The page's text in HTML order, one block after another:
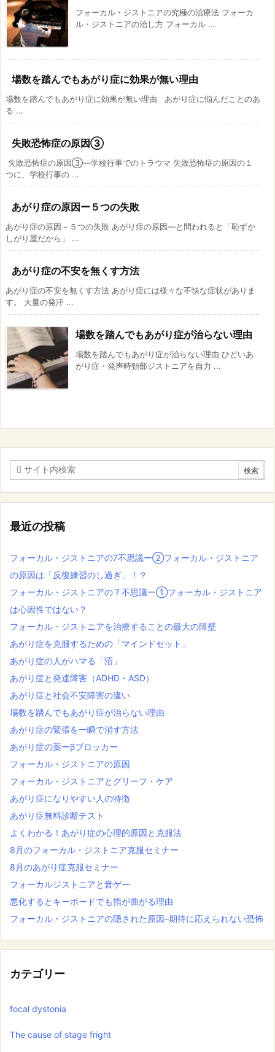
フォーカル・ジストニアの究極の治療法 フォーカ
ル・ジストニアの治し方 フォーカル ...
場数を踏んでもあがり症に効果が無い理由
場数を踏んでもあがり症に効果が無い理由 あがり症に悩んだことのあ
る ...
失敗恐怖症の原因③
失敗恐怖症の原因③―学校行事でのトラウマ 失敗恐怖症の原因の１
つに、学校行事の ...
あがり症の原因ー５つの失敗
あがり症の原因－５つの失敗 あがり症の原因―と問われると「恥ずか
しがり屋だから」 ...
あがり症の不安を無くす方法
あがり症の不安を無くす方法 あがり症には様々な不快な症状がありま
す。 大量の発汗 ...
場数を踏んでもあがり症が治らない理由
場数を踏んでもあがり症が治らない理由 ひどいあ
がり症・発声時頸部ジストニアを自力 ...
最近の投稿
フォーカル・ジストニアの7不思議ー②フォーカル・ジストニア
の原因は「反復練習のし過ぎ」！？
フォーカル・ジストニアの７不思議ー①フォーカル・ジストニア
は心因性ではない？
フォーカル・ジストニアを治療することの最大の障壁
あがり症を克服するための「マインドセット」
あがり症の人がハマる「沼」
あがり症と発達障害（ADHD・ASD）
あがり症と社会不安障害の違い
場数を踏んでもあがり症が治らない理由
あがり症の緊張を一瞬で消す方法
あがり症の薬ーβブロッカー
フォーカル・ジストニアの原因
フォーカル・ジストニアとグリーフ・ケア
あがり症になりやすい人の特徴
あがり症無料診断テスト
よくわかる！あがり症の心理的原因と克服法
8月のフォーカル・ジストニア克服セミナー
8月のあがり症克服セミナー
フォーカルジストニアと音ゲー
悪化するとキーボードでも指が曲がる理由
フォーカル・ジストニアの隠された原因–期待に応えられない恐怖
カテゴリー
focal dystonia
The cause of stage fright